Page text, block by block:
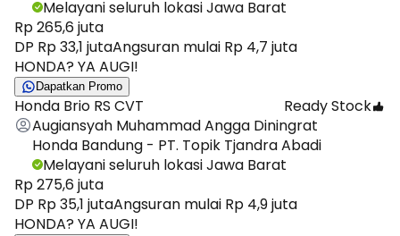
Melayani seluruh lokasi Jawa Barat
Rp 265,6 juta
DP Rp 33,1 jutaAngsuran mulai Rp 4,7 juta
HONDA? YA AUGI!
Dapatkan Promo
Honda Brio RS CVT
Ready Stock
Augiansyah Muhammad Angga Diningrat
Honda Bandung - PT. Topik Tjandra Abadi
Melayani seluruh lokasi Jawa Barat
Rp 275,6 juta
DP Rp 35,1 jutaAngsuran mulai Rp 4,9 juta
HONDA? YA AUGI!